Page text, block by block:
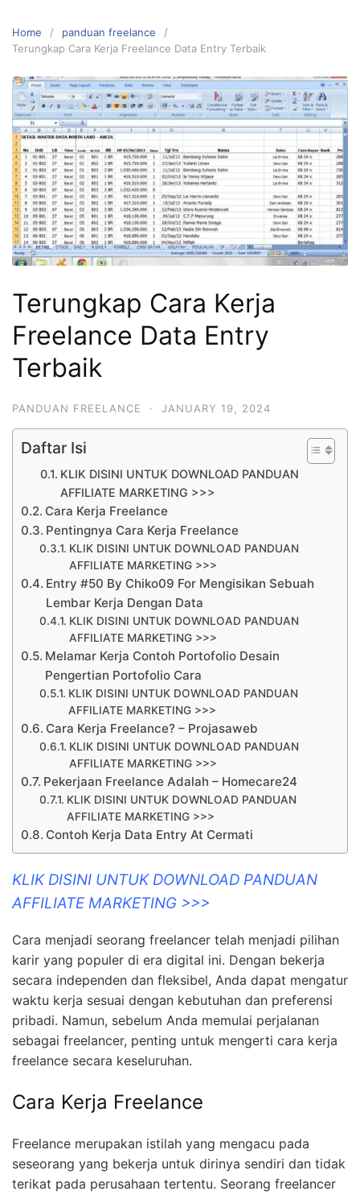
Home
panduan freelance
Terungkap Cara Kerja Freelance Data Entry Terbaik
Terungkap Cara Kerja
Freelance Data Entry
Terbaik
PANDUAN FREELANCE · JANUARY 19, 2024
Daftar Isi
KLIK DISINI UNTUK DOWNLOAD PANDUAN
AFFILIATE MARKETING >>>
Cara Kerja Freelance
Pentingnya Cara Kerja Freelance
KLIK DISINI UNTUK DOWNLOAD PANDUAN
AFFILIATE MARKETING >>>
Entry #50 By Chiko09 For Mengisikan Sebuah
Lembar Kerja Dengan Data
KLIK DISINI UNTUK DOWNLOAD PANDUAN
AFFILIATE MARKETING >>>
Melamar Kerja Contoh Portofolio Desain
Pengertian Portofolio Cara
KLIK DISINI UNTUK DOWNLOAD PANDUAN
AFFILIATE MARKETING >>>
Cara Kerja Freelance? – Projasaweb
KLIK DISINI UNTUK DOWNLOAD PANDUAN
AFFILIATE MARKETING >>>
Pekerjaan Freelance Adalah – Homecare24
KLIK DISINI UNTUK DOWNLOAD PANDUAN
AFFILIATE MARKETING >>>
Contoh Kerja Data Entry At Cermati
KLIK DISINI UNTUK DOWNLOAD PANDUAN
AFFILIATE MARKETING >>>
Cara menjadi seorang freelancer telah menjadi pilihan
karir yang populer di era digital ini. Dengan bekerja
secara independen dan fleksibel, Anda dapat mengatur
waktu kerja sesuai dengan kebutuhan dan preferensi
pribadi. Namun, sebelum Anda memulai perjalanan
sebagai freelancer, penting untuk mengerti cara kerja
freelance secara keseluruhan.
Cara Kerja Freelance
Freelance merupakan istilah yang mengacu pada
seseorang yang bekerja untuk dirinya sendiri dan tidak
terikat pada perusahaan tertentu. Seorang freelancer